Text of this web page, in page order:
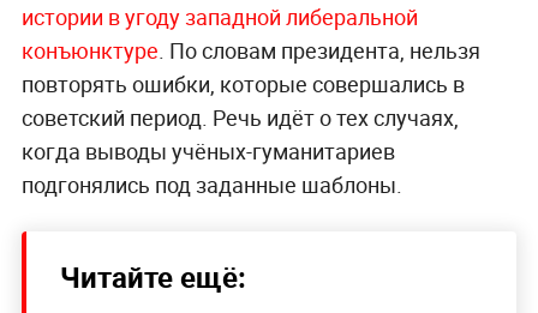
истории в угоду западной либеральной
конъюнктуре . По словам президента, нельзя
повторять ошибки, которые совершались в
советский период. Речь идёт о тех случаях,
когда выводы учёных-гуманитариев
подгонялись под заданные шаблоны.
Читайте ещё: